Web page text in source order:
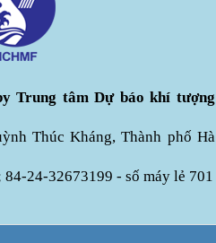
Trung tâm Dự báo khí tượng
Thúc Kháng, Thành phố Hà
24-32673199 - số máy lẻ 701